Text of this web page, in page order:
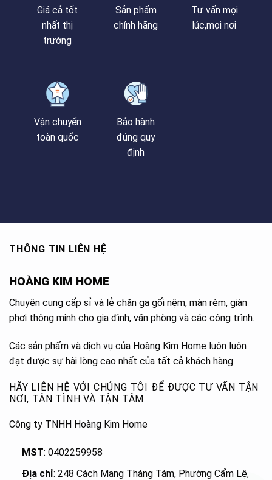
Giá cả tốt
nhất thị
trường
Sản phẩm
chính hãng
Tư vấn mọi
lúc,mọi nơi
Vận chuyển
toàn quốc
Bảo hành
đúng quy
định
THÔNG TIN LIÊN HỆ
HOÀNG KIM HOME
Chuyên cung cấp sỉ và lẻ chăn ga gối nệm, màn rèm, giàn
phơi thông minh cho gia đình, văn phòng và các công trình.
Các sản phẩm và dịch vụ của Hoàng Kim Home luôn luôn
đạt được sự hài lòng cao nhất của tất cả khách hàng.
HÃY LIÊN HỆ VỚI CHÚNG TÔI ĐỂ ĐƯỢC TƯ VẤN TẬN
NƠI, TẬN TÌNH VÀ TẬN TÂM.
Công ty TNHH Hoàng Kim Home
MST: 0402259958
Địa chỉ: 248 Cách Mạng Tháng Tám, Phường Cẩm Lệ,